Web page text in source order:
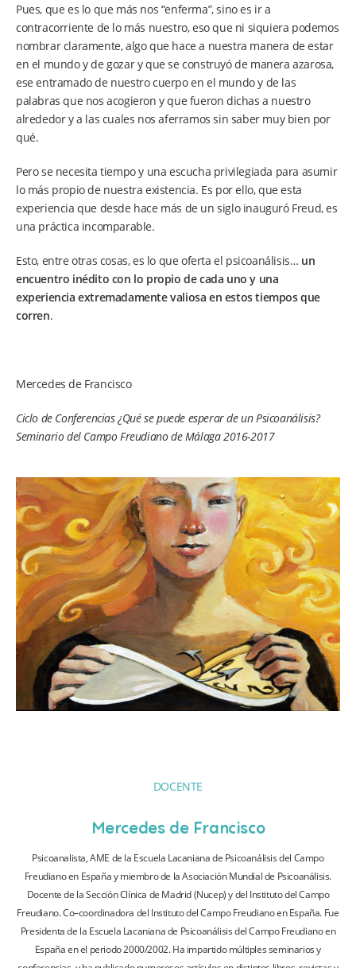
Pues, que es lo que más nos “enferma”, sino es ir a
contracorriente de lo más nuestro, eso que ni siquiera podemos
nombrar claramente, algo que hace a nuestra manera de estar
en el mundo y de gozar y que se construyó de manera azarosa,
ese entramado de nuestro cuerpo en el mundo y de las
palabras que nos acogieron y que fueron dichas a nuestro
alrededor y a las cuales nos aferramos sin saber muy bien por
qué.
Pero se necesita tiempo y una escucha privilegiada para asumir
lo más propio de nuestra existencia. Es por ello, que esta
experiencia que desde hace más de un siglo inauguró Freud, es
una práctica incomparable.
Esto, entre otras cosas, es lo que oferta el psicoanálisis… un
encuentro inédito con lo propio de cada uno y una
experiencia extremadamente valiosa en estos tiempos que
corren.
Mercedes de Francisco
Ciclo de Conferencias ¿Qué se puede esperar de un Psicoanálisis?
Seminario del Campo Freudiano de Málaga 2016-2017
DOCENTE
Mercedes de Francisco
Psicoanalista, AME de la Escuela Lacaniana de Psicoanálisis del Campo
Freudiano en España y miembro de la Asociación Mundial de Psicoanálisis.
Docente de la Sección Clínica de Madrid (Nucep) y del Instituto del Campo
Freudiano. Co–coordinadora del Instituto del Campo Freudiano en España. Fue
Presidenta de la Escuela Lacaniana de Psicoanálisis del Campo Freudiano en
España en el periodo 2000/2002. Ha impartido múltiples seminarios y